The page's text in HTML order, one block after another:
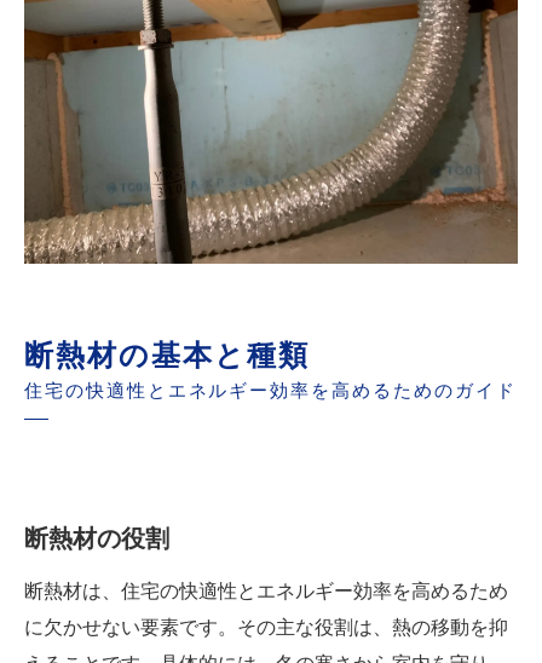
断熱材の基本と種類
住宅の快適性とエネルギー効率を高めるためのガイド
断熱材の役割
断熱材は、住宅の快適性とエネルギー効率を高めるため
に欠かせない要素です。その主な役割は、熱の移動を抑